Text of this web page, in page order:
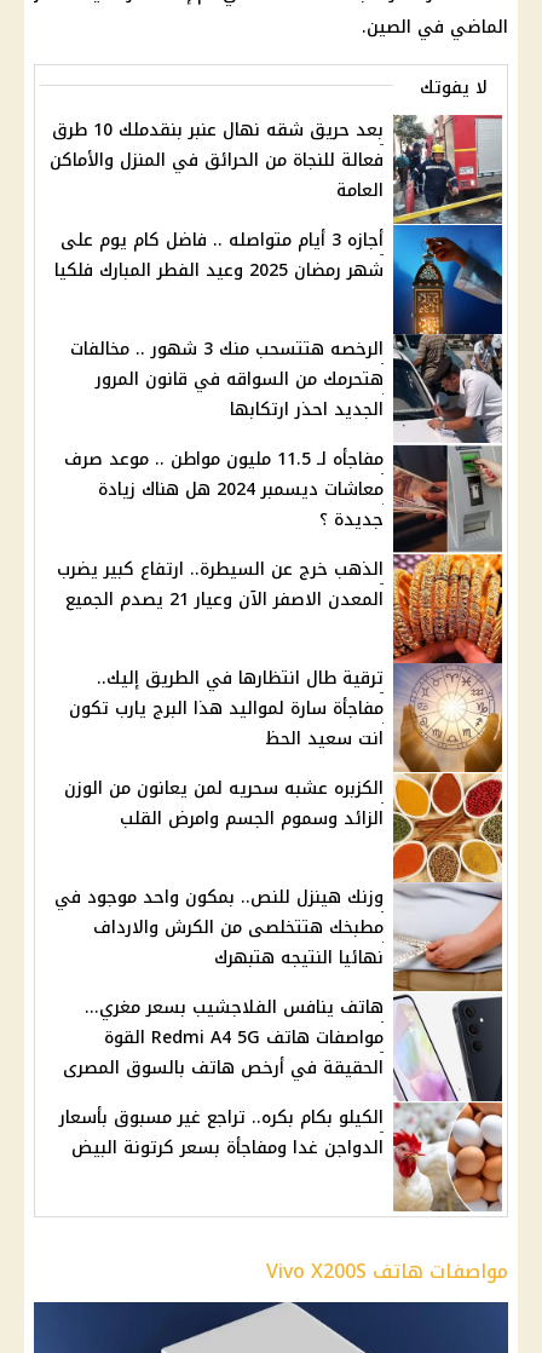
الماضي في الصين.
لا يفوتك
بعد حريق شقه نهال عنبر بنقدملك 10 طرق
فعالة للنجاة من الحرائق في المنزل والأماكن
العامة
أجازه 3 أيام متواصله .. فاضل كام يوم على
شهر رمضان 2025 وعيد الفطر المبارك فلكيا
الرخصه هتتسحب منك 3 شهور .. مخالفات
هتحرمك من السواقه في قانون المرور
الجديد احذر ارتكابها
مفاجأه لـ 11.5 مليون مواطن .. موعد صرف
معاشات ديسمبر 2024 هل هناك زيادة
جديدة ؟
الذهب خرج عن السيطرة.. ارتفاع كبير يضرب
المعدن الاصفر الآن وعيار 21 يصدم الجميع
ترقية طال انتظارها في الطريق إليك..
مفاجأة سارة لمواليد هذا البرج يارب تكون
انت سعيد الحظ
الكزبره عشبه سحريه لمن يعانون من الوزن
الزائد وسموم الجسم وامرض القلب
وزنك هينزل للنص.. بمكون واحد موجود في
مطبخك هتتخلصى من الكرش والارداف
نهائيا النتيجه هتبهرك
هاتف ينافس الفلاجشيب بسعر مغري...
مواصفات هاتف Redmi A4 5G القوة
الحقيقة في أرخص هاتف بالسوق المصرى
الكيلو بكام بكره.. تراجع غير مسبوق بأسعار
الدواجن غدا ومفاجأة بسعر كرتونة البيض
مواصفات هاتف Vivo X200S